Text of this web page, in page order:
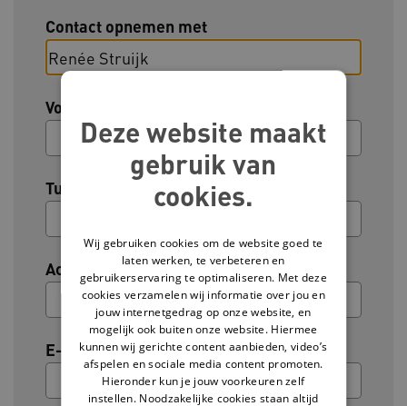
Contact opnemen met
Voornaam
Tussenvoegsel (optioneel)
Achternaam
E-mailadres
Deze website maakt
gebruik van
cookies.
Wij gebruiken cookies om de website goed te
laten werken, te verbeteren en
gebruikerservaring te optimaliseren. Met deze
cookies verzamelen wij informatie over jou en
jouw internetgedrag op onze website, en
mogelijk ook buiten onze website. Hiermee
kunnen wij gerichte content aanbieden, video’s
afspelen en sociale media content promoten.
Hieronder kun je jouw voorkeuren zelf
instellen. Noodzakelijke cookies staan altijd